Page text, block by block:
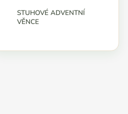
STUHOVÉ ADVENTNÍ
VĚNCE